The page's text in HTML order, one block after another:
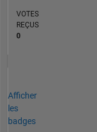
VOTES
REÇUS
0
Afficher
les
badges